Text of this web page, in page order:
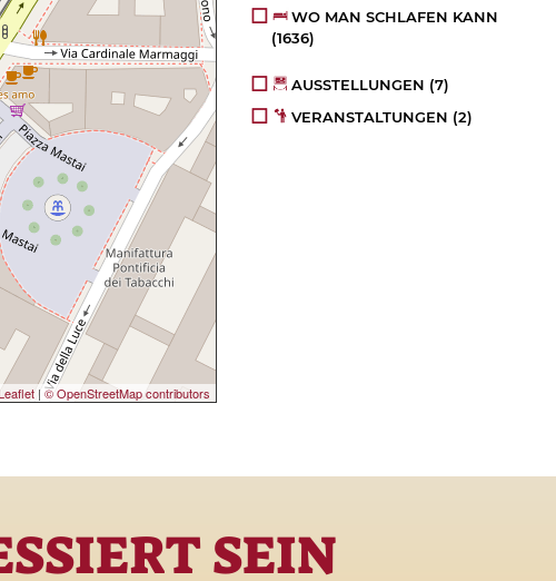
| © OpenStreetMap contributors
WO MAN SCHLAFEN KANN
(1636)
AUSSTELLUNGEN (7)
VERANSTALTUNGEN (2)
SEIN